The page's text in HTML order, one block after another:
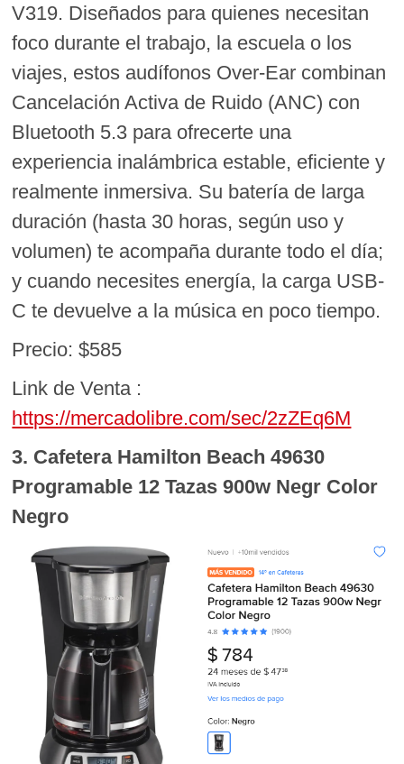
V319. Diseñados para quienes necesitan
foco durante el trabajo, la escuela o los
viajes, estos audífonos Over-Ear combinan
Cancelación Activa de Ruido (ANC) con
Bluetooth 5.3 para ofrecerte una
experiencia inalámbrica estable, eficiente y
realmente inmersiva. Su batería de larga
duración (hasta 30 horas, según uso y
volumen) te acompaña durante todo el día;
y cuando necesites energía, la carga USB-
C te devuelve a la música en poco tiempo.
Precio: $585
Link de Venta :
https://mercadolibre.com/sec/2zZEq6M
3. Cafetera Hamilton Beach 49630
Programable 12 Tazas 900w Negr Color
Negro